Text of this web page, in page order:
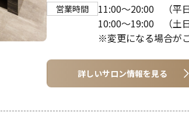
営業時間
11:00～20:00 （平日
10:00～19:00 （土日
※変更になる場合が
詳しいサロン情報を見る